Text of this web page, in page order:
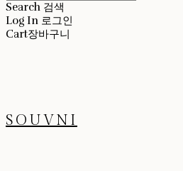
Search 검색
Log In 로그인
Cart장바구니
SOUVNI